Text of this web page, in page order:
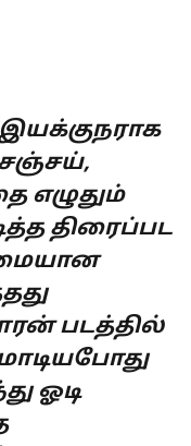
சஞ்சய்,
எழுதும்
திரைப்பட
படத்தில்
ஓடி